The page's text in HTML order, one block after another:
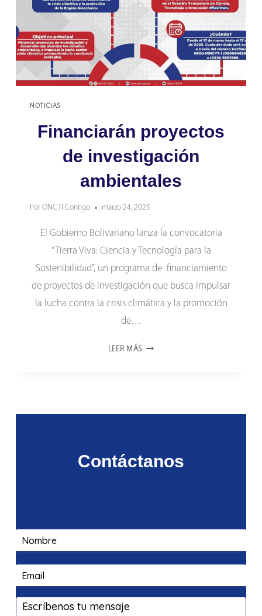
NOTICIAS
Financiarán proyectos
de investigación
ambientales
Por ONCTI Contigo marzo 24, 2025
El Gobierno Bolivariano lanza la convocatoria
“Tierra Viva: Ciencia y Tecnología para la
Sostenibilidad”, un programa de financiamiento
de proyectos de investigación que busca impulsar
la lucha contra la crisis climática y la promoción
de…
LEER MÁS FINANCIARÁN
Contáctanos